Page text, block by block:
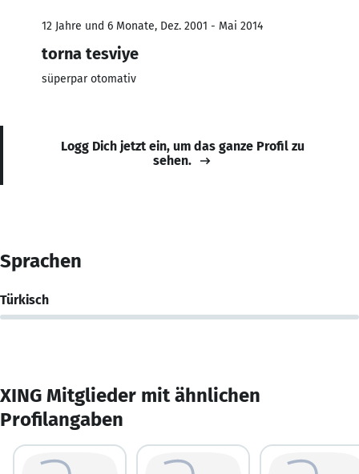
12 Jahre und 6 Monate, Dez. 2001 - Mai 2014
torna tesviye
süperpar otomativ
Logg Dich jetzt ein, um das ganze Profil zu
sehen.
Sprachen
Türkisch
XING Mitglieder mit ähnlichen
Profilangaben